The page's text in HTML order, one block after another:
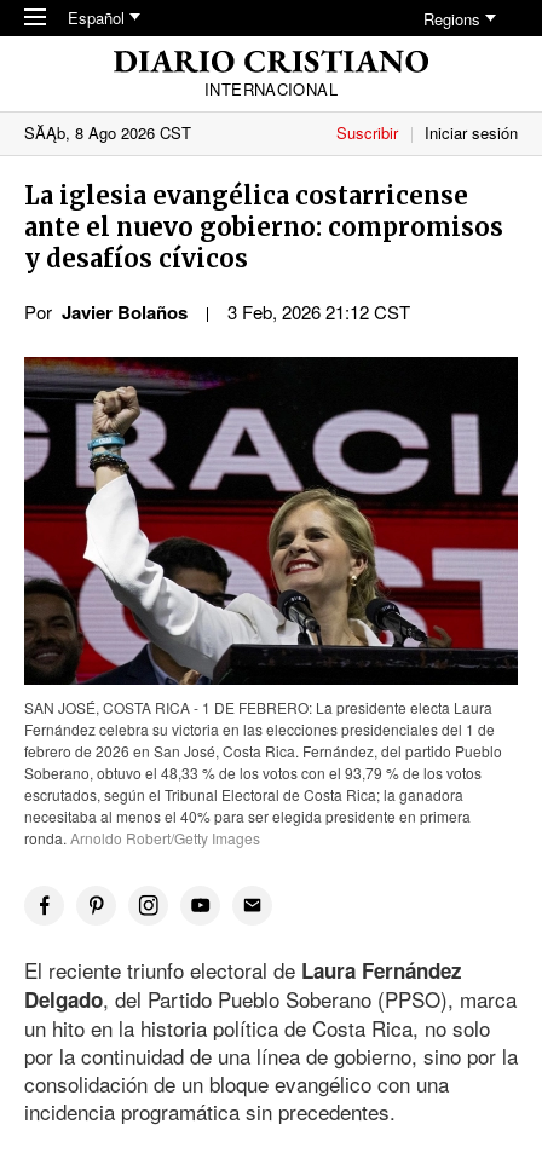
Skip to main content
Español Regions
INTERNACIONAL
SĂĄb, 8 Ago 2026 CST
Suscribir Iniciar sesión
La iglesia evangélica costarricense
ante el nuevo gobierno: compromisos
y desafíos cívicos
Por Javier Bolaños 3 Feb, 2026 21:12 CST
SAN JOSÉ, COSTA RICA - 1 DE FEBRERO: La presidente electa Laura
Fernández celebra su victoria en las elecciones presidenciales del 1 de
febrero de 2026 en San José, Costa Rica. Fernández, del partido Pueblo
Soberano, obtuvo el 48,33 % de los votos con el 93,79 % de los votos
escrutados, según el Tribunal Electoral de Costa Rica; la ganadora
necesitaba al menos el 40% para ser elegida presidente en primera
ronda. Arnoldo Robert/Getty Images
El reciente triunfo electoral de Laura Fernández
Delgado, del Partido Pueblo Soberano (PPSO), marca
un hito en la historia política de Costa Rica, no solo
por la continuidad de una línea de gobierno, sino por la
consolidación de un bloque evangélico con una
incidencia programática sin precedentes.